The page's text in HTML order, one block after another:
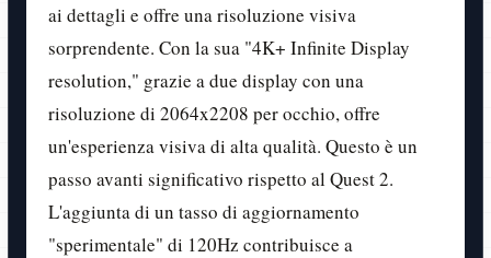
ai dettagli e offre una risoluzione visiva
sorprendente. Con la sua "4K+ Infinite Display
resolution," grazie a due display con una
risoluzione di 2064x2208 per occhio, offre
un'esperienza visiva di alta qualità. Questo è un
passo avanti significativo rispetto al Quest 2.
L'aggiunta di un tasso di aggiornamento
"sperimentale" di 120Hz contribuisce a